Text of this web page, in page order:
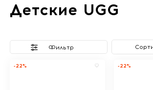
Детские UGG
Фильтр
-22% -22%